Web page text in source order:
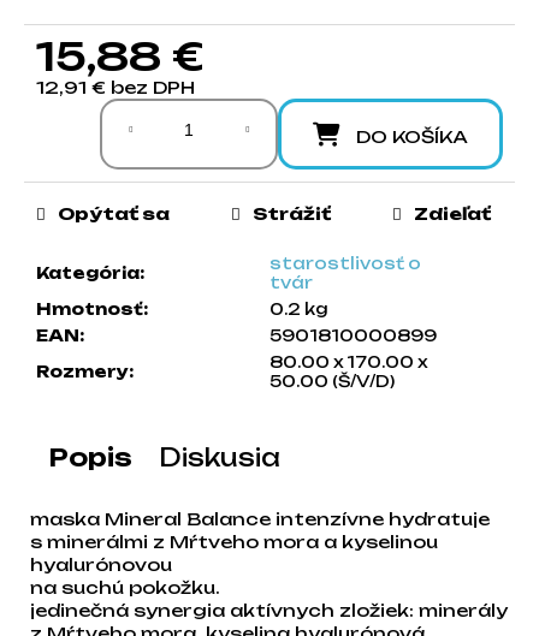
15,88 €
12,91 € bez DPH
Jednotková cena:
DO KOŠÍKA
Kategória:
starostlivosť o
tvár
Hmotnosť:
0.2 kg
EAN:
5901810000899
Rozmery:
80.00 x 170.00 x
50.00 (Š/V/D)
Opýtať sa Strážiť Zdieľať
Popis Diskusia
maska Mineral Balance intenzívne hydratuje
s minerálmi z Mŕtveho mora a kyselinou
hyalurónovou
na suchú pokožku.
jedinečná synergia aktívnych zložiek: minerály
O
d
o
č
a
m